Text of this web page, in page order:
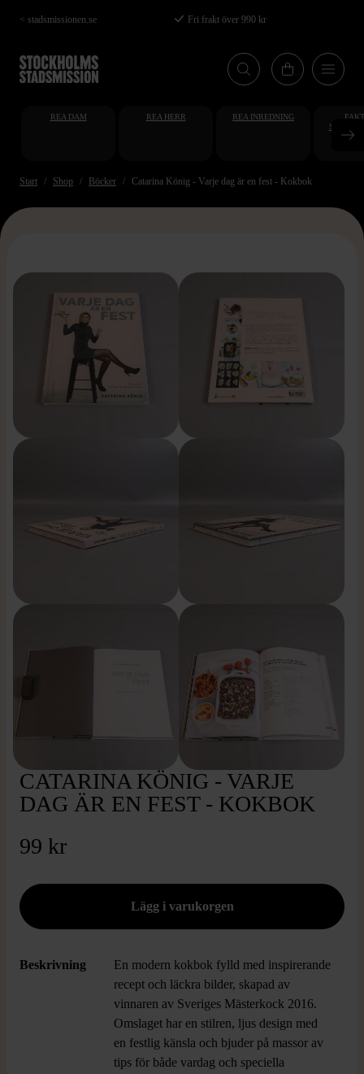
Hoppa
till
huvudinnehåll
< stadsmissionen.se Fri frakt över 990 kr
REA DAM REA HERR REA INREDNING
Start Shop Böcker Catarina König - Varje dag är en fest - Kokbok
>
CATARINA KÖNIG - VARJE
DAG ÄR EN FEST - KOKBOK
99 kr
Beskrivning
En modern kokbok fylld med inspirerande
recept och läckra bilder, skapad av
vinnaren av Sveriges Mästerkock 2016.
Omslaget har en stilren, ljus design med
en festlig känsla och bjuder på massor av
tips för både vardag och speciella